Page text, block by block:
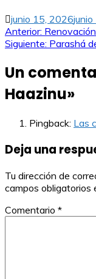
junio 15, 2026
entradas
Anterior:
Siguiente: Parashá
Un
Haazinu»
Pingback: Las
Deja una
Tu dirección de
campos obligatorios
Comentario *